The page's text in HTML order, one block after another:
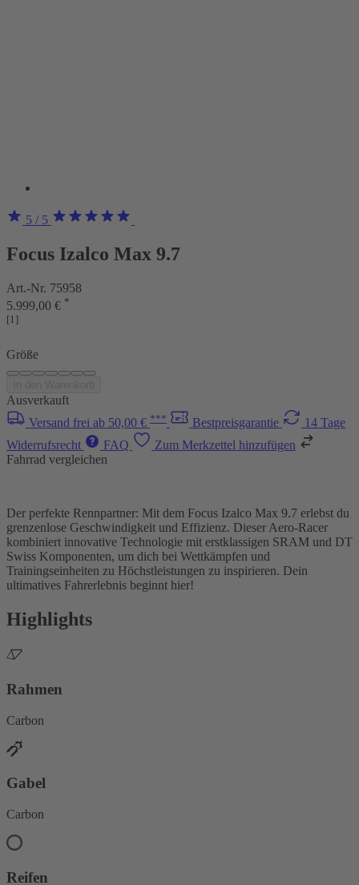
5 / 5
Focus Izalco Max 9.7
Art.-Nr. 75958
5.999,00 € *
[1]
Größe
Ausverkauft
Versand frei ab 50,00 € *** Bestpreisgarantie
14 Tage
Widerrufsrecht
FAQ
Zum Merkzettel hinzufügen
Fahrrad vergleichen
Der perfekte Rennpartner: Mit dem Focus Izalco Max 9.7 erlebst du
grenzenlose Geschwindigkeit und Effizienz. Dieser Aero-Racer
kombiniert innovative Technologie mit erstklassigen SRAM und DT
Swiss Komponenten, um dich bei Wettkämpfen und
Trainingseinheiten zu Höchstleistungen zu inspirieren. Dein
ultimatives Fahrerlebnis beginnt hier!
Highlights
Rahmen
Carbon
Gabel
Carbon
Reifen